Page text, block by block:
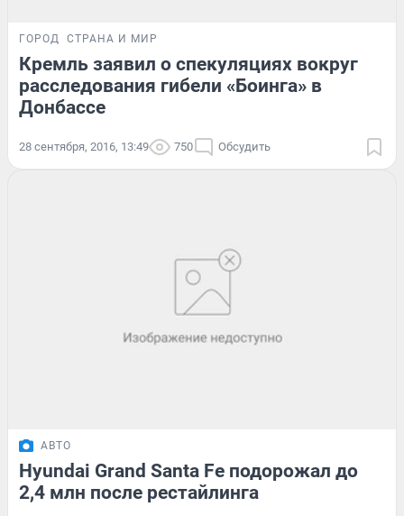
ГОРОД СТРАНА И МИР
Кремль заявил о спекуляциях вокруг
расследования гибели «Боинга» в
Донбассе
28 сентября, 2016, 13:49 750 Обсудить
АВТО
Hyundai Grand Santa Fe подорожал до
2,4 млн после рестайлинга